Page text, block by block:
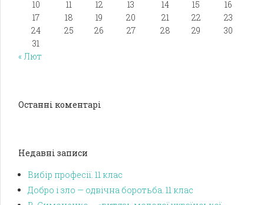
10
11 12 13 14 15
16
17
18 19 20 21 22
23
24
25 26 27 28 29
30
31
« Лют
Останні коментарі
Недавні записи
Вибір професії. 11 клас
Добро і зло — одвічна боротьба. 11 клас